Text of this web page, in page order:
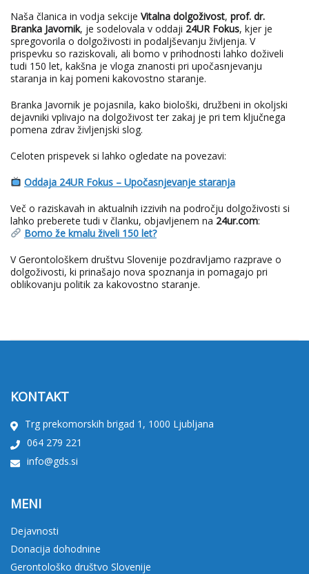
Naša članica in vodja sekcije Vitalna dolgoživost, prof. dr.
Branka Javornik, je sodelovala v oddaji 24UR Fokus, kjer je
spregovorila o dolgoživosti in podaljševanju življenja. V
prispevku so raziskovali, ali bomo v prihodnosti lahko doživeli
tudi 150 let, kakšna je vloga znanosti pri upočasnjevanju
staranja in kaj pomeni kakovostno staranje.
Branka Javornik je pojasnila, kako biološki, družbeni in okoljski
dejavniki vplivajo na dolgoživost ter zakaj je pri tem ključnega
pomena zdrav življenjski slog.
Celoten prispevek si lahko ogledate na povezavi:
Oddaja 24UR Fokus – Upočasnjevanje staranja
Več o raziskavah in aktualnih izzivih na področju dolgoživosti si
lahko preberete tudi v članku, objavljenem na 24ur.com:
Bomo že kmalu živeli 150 let?
V Gerontološkem društvu Slovenije pozdravljamo razprave o
dolgoživosti, ki prinašajo nova spoznanja in pomagajo pri
oblikovanju politik za kakovostno staranje.
KONTAKT
Trg prekomorskih brigad 1, 1000 Ljubljana
064 279 221
info@gds.si
MENI
Dejavnosti
Donacija dohodnine
Gerontološko društvo Slovenije